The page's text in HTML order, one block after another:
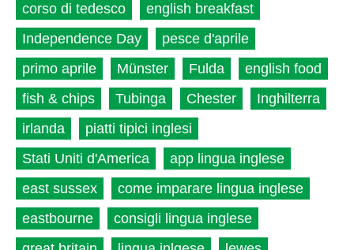
corso di tedesco
english breakfast
Independence Day
pesce d'aprile
primo aprile
Münster Fulda
english food
fish & chips
Tubinga Chester
Inghilterra
irlanda
piatti tipici inglesi
Stati Uniti d'America
app lingua inglese
east sussex
come imparare lingua inglese
eastbourne
consigli lingua inglese